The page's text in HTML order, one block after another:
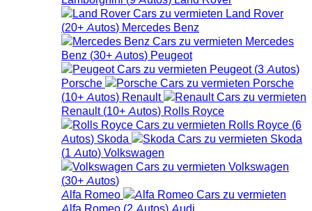
Land Rover
(20+Autos) Mercedes Benz
Mercedes
Benz (30+Autos) Peugeot
Peugeot (3Autos)
Porsche
Porsche
(10+Autos) Renault
Renault (10+Autos) Rolls Royce
Rolls Royce (6
Autos) Skoda
Skoda
(1Auto) Volkswagen
Volkswagen
(30+Autos)
Alfa Romeo